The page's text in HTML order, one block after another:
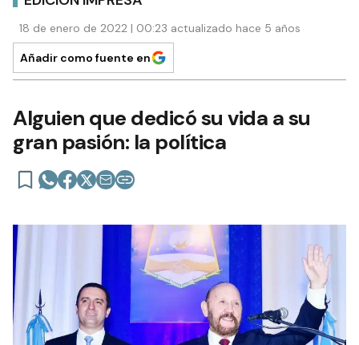
18 de enero de 2022 | 00:23 actualizado hace 5 años
Añadir como fuente en
Alguien que dedicó su vida a su
gran pasión: la política